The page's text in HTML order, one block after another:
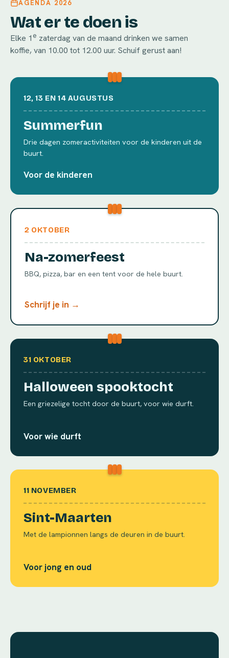
AGENDA 2026
Wat er te doen is
Elke 1 e zaterdag van de maand drinken we samen
koffie, van 10.00 tot 12.00 uur. Schuif gerust aan!
12, 13 EN 14 AUGUSTUS
Summerfun
Drie dagen zomeractiviteiten voor de kinderen uit de
buurt.
Voor de kinderen
2 OKTOBER
Na-zomerfeest
BBQ, pizza, bar en een tent voor de hele buurt.
Schrijf je in →
31 OKTOBER
Halloween spooktocht
Een griezelige tocht door de buurt, voor wie durft.
Voor wie durft
11 NOVEMBER
Sint-Maarten
Met de lampionnen langs de deuren in de buurt.
Voor jong en oud